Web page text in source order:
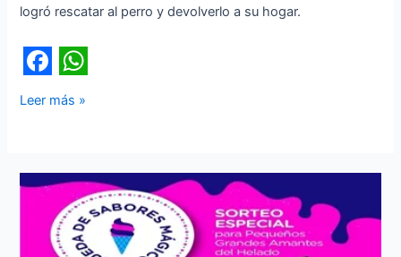
logró rescatar al perro y devolverlo a su hogar.
F
a
e
W
h
t
s
A
Leer más »